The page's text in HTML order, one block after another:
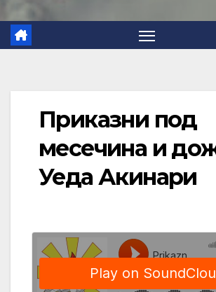
Приказни под
месечина и
Уеда Акинари